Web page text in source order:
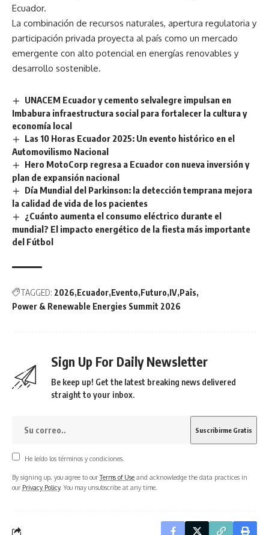
Ecuador.
La combinación de recursos naturales, apertura regulatoria y
participación privada proyecta al país como un mercado
emergente con alto potencial en energías renovables y
desarrollo sostenible.
UNACEM Ecuador y cemento selvalegre impulsan en
Imbabura infraestructura social para fortalecer la cultura y
economía local
Las 10 Horas Ecuador 2025: Un evento histórico en el
Automovilismo Nacional
Hero MotoCorp regresa a Ecuador con nueva inversión y
plan de expansión nacional
Día Mundial del Parkinson: la detección temprana mejora
la calidad de vida de los pacientes
¿Cuánto aumenta el consumo eléctrico durante el
mundial? El impacto energético de la fiesta más importante
del Fútbol
TAGGED: 2026 Ecuador Evento Futuro IV Paîs
Power & Renewable Energies Summit 2026
Sign Up For Daily Newsletter
Be keep up! Get the latest breaking news delivered
straight to your inbox.
He leído los términos y condiciones.
By signing up, you agree to ourTerms of Use and acknowledge the data practices in
our Privacy Policy. You may unsubscribe at any time.